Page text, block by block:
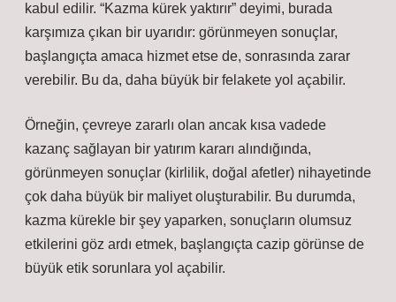
kabul edilir. “Kazma kürek yaktırır” deyimi, burada
karşımıza çıkan bir uyarıdır: görünmeyen sonuçlar,
başlangıçta amaca hizmet etse de, sonrasında zarar
verebilir. Bu da, daha büyük bir felakete yol açabilir.
Örneğin, çevreye zararlı olan ancak kısa vadede
kazanç sağlayan bir yatırım kararı alındığında,
görünmeyen sonuçlar (kirlilik, doğal afetler) nihayetinde
çok daha büyük bir maliyet oluşturabilir. Bu durumda,
kazma kürekle bir şey yaparken, sonuçların olumsuz
etkilerini göz ardı etmek, başlangıçta cazip görünse de
büyük etik sorunlara yol açabilir.